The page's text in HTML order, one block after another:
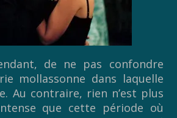
de ne pas confondre
mollassonne dans laquelle
Au contraire, rien n’est plus
que cette période où